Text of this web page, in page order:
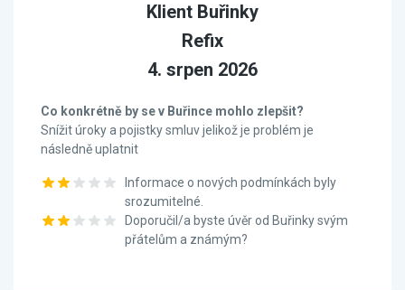
Klient Buřinky
Refix
4. srpen 2026
Co konkrétně by se v Buřince mohlo zlepšit?
Snížit úroky a pojistky smluv jelikož je problém je
následně uplatnit
Informace o nových podmínkách byly
srozumitelné.
Doporučil/a byste úvěr od Buřinky svým
přátelům a známým?